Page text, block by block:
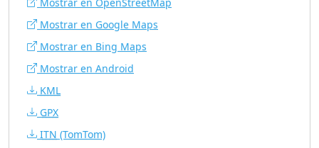
Mostrar en Google Maps
Mostrar en Bing Maps
Mostrar en Android
KML
GPX
ITN (TomTom)